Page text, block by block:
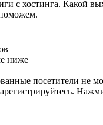
с хостинга. Какой
ниже
посетители не